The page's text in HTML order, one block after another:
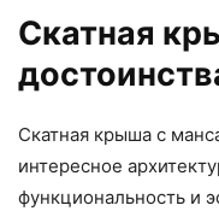
Скатная
Скатная крыша с
интересное
функциональность и